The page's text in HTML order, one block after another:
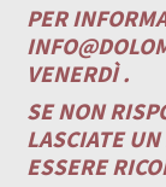
PER
VENERDÌ .
SE NON
LASCIATE
ESSERE